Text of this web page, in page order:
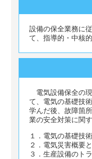
設備の保全業務に
て、指導的・中核
電気設備保全の
て、電気の基礎技
学んだ後、故障箇
業の安全対策に関
１．電気の基礎技術
２．電気災害概要
３．生産設備のト